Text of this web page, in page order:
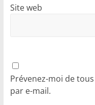
Site web
Prévenez-moi de
par e-mail.